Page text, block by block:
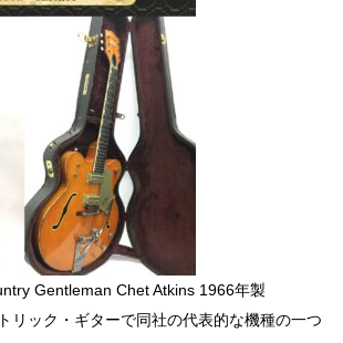
Gentleman Chet Atkins 1966年製
リック・ギターで同社の代表的な機種の一つ